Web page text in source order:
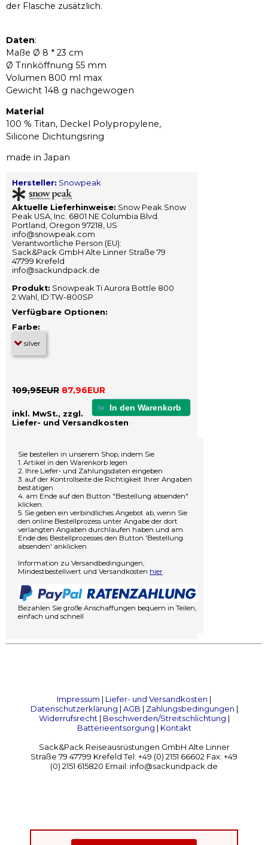
der Flasche zusätzlich.
Daten:
Maße Ø 8 * 23 cm
Ø Trinköffnung 55 mm
Volumen 800 ml max
Gewicht 148 g nachgewogen
Material
100 % Titan, Deckel Polypropylene,
Silicone Dichtungsring
made in Japan
Hersteller: Snowpeak
Aktuelle Lieferhinweise: Snow Peak Snow
Peak USA, Inc. 6801 NE Columbia Blvd.
Portland, Oregon 97218, US
info@snowpeak.com
Verantwortliche Person (EU):
Sack&Pack GmbH Alte Linner Straße 79
47799 Krefeld
info@sackundpack.de
Produkt: Snowpeak Ti Aurora Bottle 800
2.Wahl, ID:TW-800SP
Verfügbare Optionen:
Farbe:
109,95EUR 87,96EUR
In den Warenkorb
inkl. MwSt., zzgl.
Liefer- und Versandkosten
Sie bestellen in unserem Shop, indem Sie
1. Artikel in den Warenkorb legen
2. Ihre Liefer- und Zahlungsdaten eingeben
3. auf der Kontrollseite die Richtigkeit Ihrer Angaben
bestätigen
4. am Ende auf den Button "Bestellung absenden"
klicken.
5. Sie geben ein verbindliches Angebot ab, wenn Sie
den online Bestellprozess unter Angabe der dort
verlangten Angaben durchlaufen haben und am
Ende des Bestellprozesses den Button 'Bestellung
absenden' anklicken
Information zu Versandbedingungen,
Mindestbestellwert und Versandkosten hier
Bezahlen Sie große Anschaffungen bequem in Teilen,
einfach und schnell
Impressum | Liefer- und Versandkosten |
Datenschutzerklärung | AGB | Zahlungsbedingungen |
Widerrufsrecht | Beschwerden/Streitschlichtung |
Batterieentsorgung | Kontakt
Sack&Pack Reiseausrüstungen GmbH Alte Linner
Straße 79 47799 Krefeld Tel: +49 (0) 2151 66602 Fax: +49
(0) 2151 615820 Email: info@sackundpack.de